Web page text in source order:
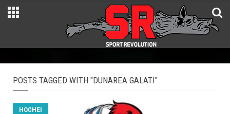
POSTS TAGGED WITH "DUNAREA GALATI"
HOCHEI